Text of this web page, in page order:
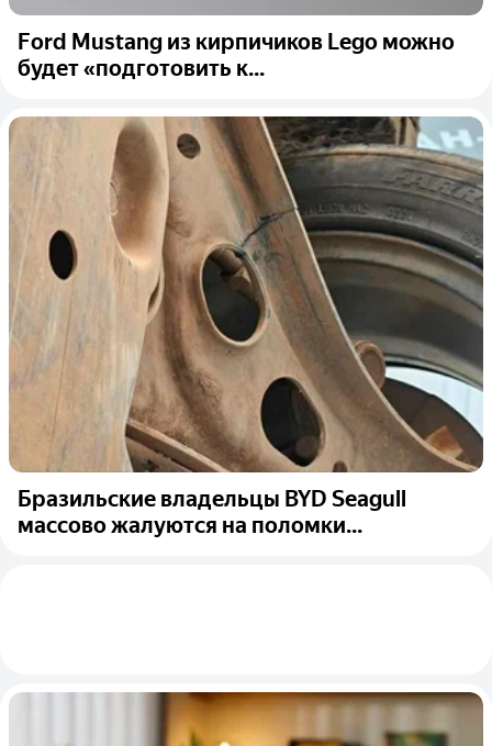
Ford Mustang из кирпичиков Lego можно
будет «подготовить к...
Бразильские владельцы BYD Seagull
массово жалуются на поломки...